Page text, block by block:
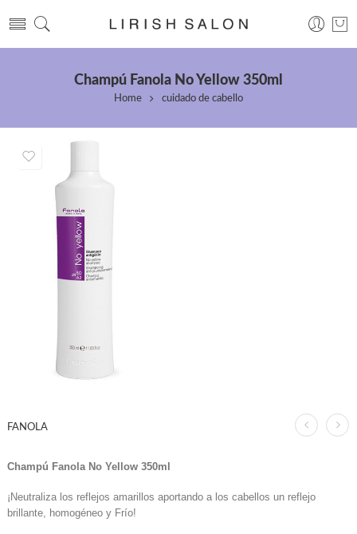
Champú Fanola No Yellow 350ml
Home cuidado de cabello
FANOLA
Champú Fanola No Yellow 350ml
¡Neutraliza los reflejos amarillos aportando a los cabellos un reflejo
brillante, homogéneo y Frío!